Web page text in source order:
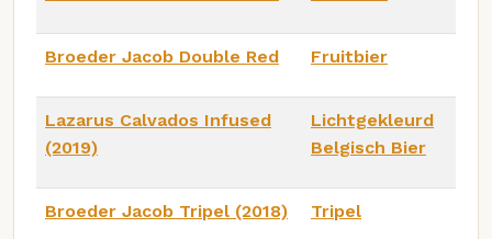
Broeder Jacob Double Red Fruitbier
Lazarus Calvados Infused
(2019)
Lichtgekleurd
Belgisch Bier
Broeder Jacob Tripel (2018) Tripel